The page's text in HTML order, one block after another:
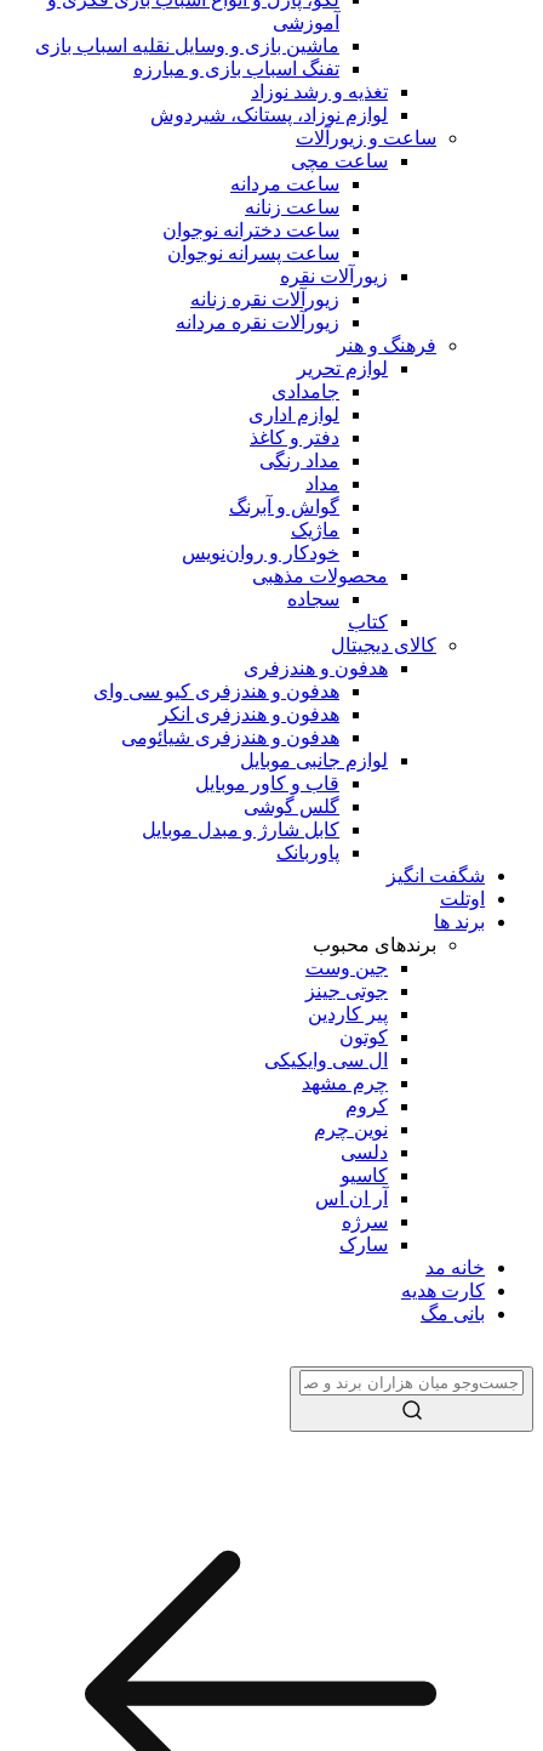
آموزشی
ماشین بازی و وسایل نقلیه اسباب بازی
تفنگ اسباب بازی و مبارزه
تغذیه و رشد نوزاد
لوازم نوزاد، پستانک، شیردوش
ساعت و زیور‌آلات
ساعت مچی
ساعت مردانه
ساعت زنانه
ساعت دخترانه نوجوان
ساعت پسرانه نوجوان
زیورآلات نقره
زیورآلات نقره زنانه
زیورآلات نقره مردانه
فرهنگ و هنر
لوازم تحریر
جامدادی
لوازم اداری
دفتر و کاغذ
مداد رنگی
مداد
گواش و آبرنگ
ماژیک
خودکار و روان‌نویس
محصولات مذهبی
سجاده
کتاب
کالای دیجیتال
هدفون و هندزفری
هدفون و هندزفری کیو سی وای
هدفون و هندزفری انکر
هدفون و هندزفری شیائومی
لوازم جانبی موبایل
قاب و کاور موبایل
گلس گوشی
کابل شارژ و مبدل موبایل
پاوربانک
شگفت انگیز
اوتلت
برند ها
برندهای محبوب
جین وست
جوتی جینز
پیر کاردین
کوتون
ال سی وایکیکی
چرم مشهد
کروم
نوین چرم
دلسی
کاسیو
آر ان اس
سرژه
سارک
خانه مد
کارت هدیه
بانی مگ